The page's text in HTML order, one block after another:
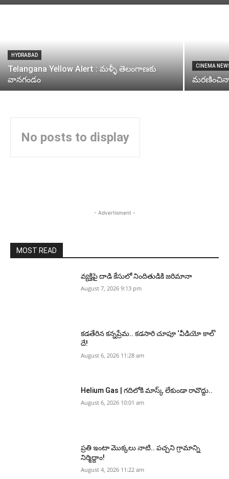
HYDRABAD
Telangana Yellow Alert : మళ్ళీ తెలంగాణకు
వానగండం
CINEMA
మరణించినా
No posts to display
- Advertisment -
MOST READ
వ్యక్తిపై దాడి కేసులో నిందితుడికి జరిమానా
August 7, 2026 9:13 pm
కడతేరిన కన్నప్రేమ.. కడసారి చూపూ ‘వీడియో కాల్’
దే!
August 6, 2026 11:28 am
Helium Gas | గదిలోకి మాస్క్ లేకుండా రావొద్దు..
August 6, 2026 10:01 am
ప్రతి ఇంటా మొక్కలు నాటి.. పచ్చని గ్రామాన్ని
నిర్మిద్దాం!
August 4, 2026 11:22 am